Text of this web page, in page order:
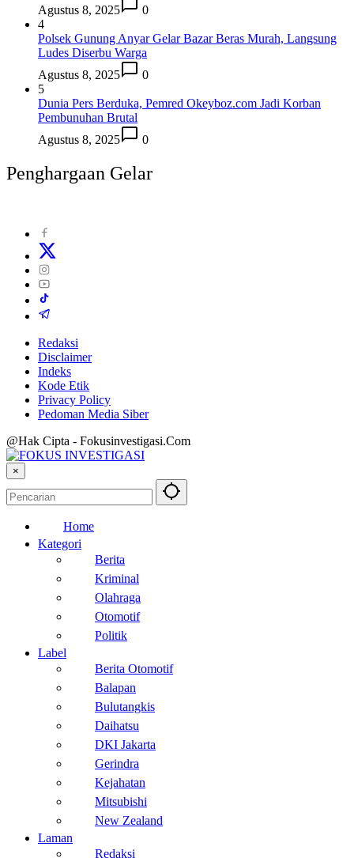
Agustus 8, 2025
0
4
Polsek Gunung Anyar Gelar Bazar Beras Murah, Langsung
Ludes Diserbu Warga
Agustus 8, 2025
0
5
Dunia Pers Berduka, Pemred Okeyboz.com Jadi Korban
Pembunuhan Brutal
Agustus 8, 2025
0
Penghargaan Gelar
Redaksi
Disclaimer
Indeks
Kode Etik
Privacy Policy
Pedoman Media Siber
@Hak Cipta - Fokusinvestigasi.Com
×
Home
Kategori
Berita
Kriminal
Olahraga
Otomotif
Politik
Label
Berita Otomotif
Balapan
Bulutangkis
Daihatsu
DKI Jakarta
Gerindra
Kejahatan
Mitsubishi
New Zealand
Laman
Redaksi